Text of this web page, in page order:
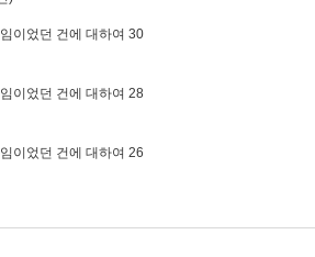
이었던 건에 대하여 30
이었던 건에 대하여 28
이었던 건에 대하여 26